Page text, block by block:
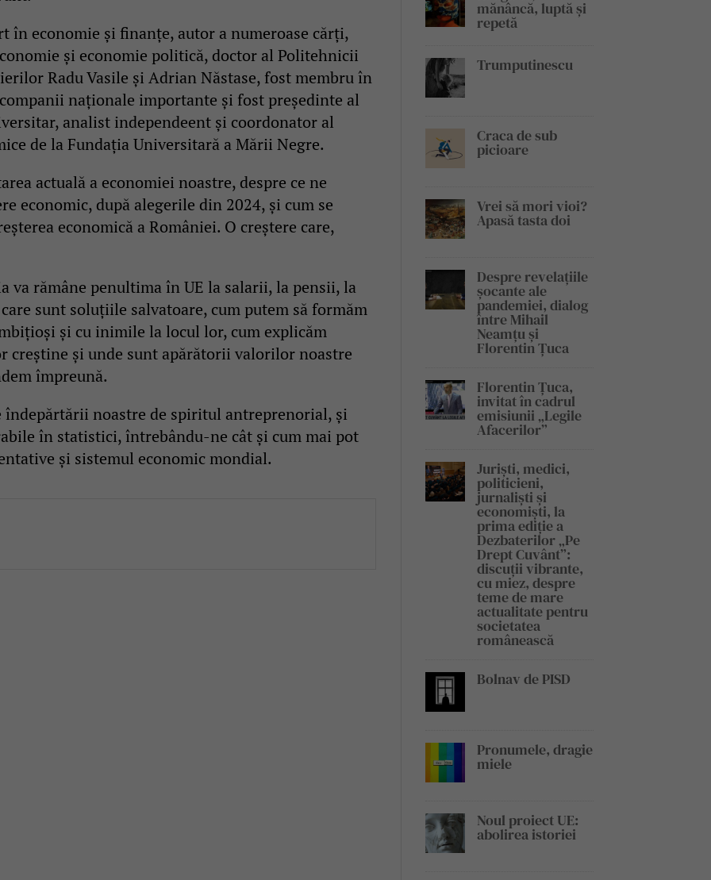
în economie și finanțe, autor a numeroase cărți,
și economie politică, doctor al Politehnicii
Radu Vasile și Adrian Năstase, fost membru în
naționale importante și fost președinte al
analist independeent și coordonator al
de la Fundația Universitară a Mării Negre.
actuală a economiei noastre, despre ce ne
economic, după alegerile din 2024, și cum se
economică a României. O creștere care,
va rămâne penultima în UE la salarii, la pensii, la
sunt soluțiile salvatoare, cum putem să formăm
și cu inimile la locul lor, cum explicăm
creștine și unde sunt apărătorii valorilor noastre
împreună.
noastre de spiritul antreprenorial, și
în statistici, întrebându-ne cât și cum mai pot
și sistemul economic mondial.
mănâncă, luptă și
repetă
Trumputinescu
Craca de sub
picioare
Vrei să mori vioi?
Apasă tasta doi
Despre revelațiile
șocante ale
pandemiei, dialog
între Mihail
Neamțu și
Florentin Țuca
Florentin Țuca,
invitat în cadrul
emisiunii „Legile
Afacerilor”
Juriști, medici,
politicieni,
jurnaliști și
economiști, la
prima ediție a
Dezbaterilor „Pe
Drept Cuvânt”:
discuții vibrante,
cu miez, despre
teme de mare
actualitate pentru
societatea
românească
Bolnav de PISD
Pronumele, dragie
miele
Noul proiect UE:
abolirea istoriei